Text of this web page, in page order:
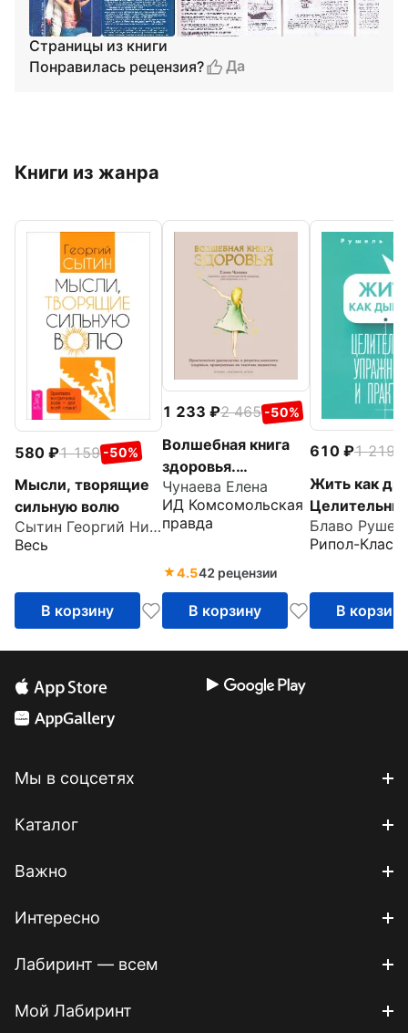
Страницы из книги
Понравилась рецензия?
Да
Книги из жанра
580 1 159 -50%
Мысли, творящие
сильную волю
Сытин Георгий Николаевич
Весь
В корзину
1 233 2 465 -50%
Волшебная книга
здоровья.
Практическое
руководство и
рецепты женского
Чунаева Елена
ИД Комсомольская
правда
4.542 рецензии
В корзину
610 1 219
Жить как
упражнения
практики
Блаво
Рипол-
В корзину
Мы в соцсетях
Каталог
Важно
Интересно
Лабиринт — всем
Мой Лабиринт